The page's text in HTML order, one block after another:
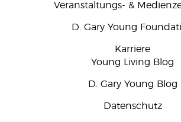
Veranstaltungs- &
D. Gary Young
Karriere
Young Living Blog
D. Gary Young Blog
Datenschutz